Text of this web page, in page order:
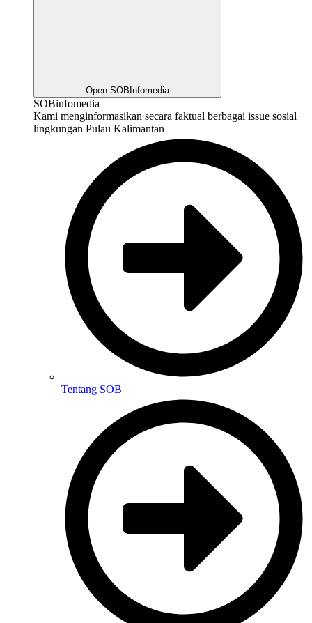
Open SOBInfomedia
SOBinfomedia
Kami menginformasikan secara faktual berbagai issue sosial
lingkungan Pulau Kalimantan
Tentang SOB